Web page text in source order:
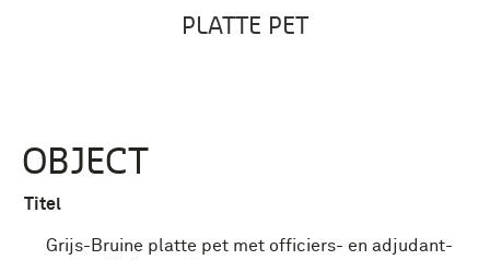
PLATTE PET
OBJECT
Titel
Grijs-Bruine platte pet met officiers- en adjudant-